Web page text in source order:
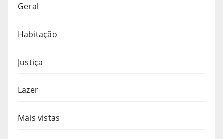
Geral
Habitação
Justiça
Lazer
Mais vistas